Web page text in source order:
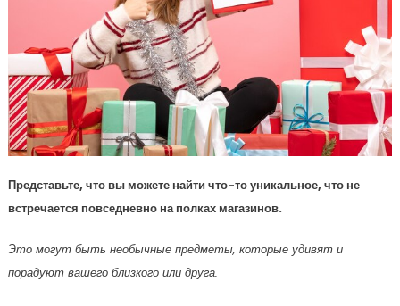
Представьте, что вы можете найти что-то уникальное, что не
встречается повседневно на полках магазинов.
Это могут быть необычные предметы, которые удивят и
порадуют вашего близкого или друга.